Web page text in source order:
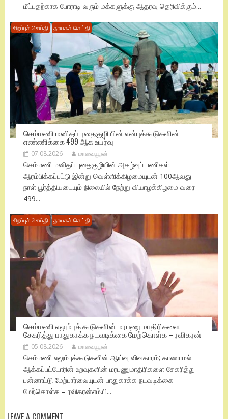
மீட்பதற்காக போராடி வரும் மக்களுக்கு ஆதரவு தெரிவிக்கும்...
சிறப்புச் செய்தி தாயகச் செய்தி
செம்மணி மனிதப் புதைகுழியின் என்புக்கூடுகளின்
எண்ணிக்கை 499 ஆக உயர்வு
07.08.2026 மாவையூரன்
செம்மணி மனிதப் புதைகுழியின் அகழ்வுப் பணிகள்
ஆரம்பிக்கப்பட்டு இன்று வெள்ளிக்கிழமையுடன் 100ஆவது
நாள் பூர்த்தியடையும் நிலையில் நேற்று வியாழக்கிழமை வரை
499...
சிறப்புச் செய்தி தாயகச் செய்தி
செம்மணி எலும்புக் கூடுகளின் மரபணு மாதிரிகளை
சேகரித்து பாதுகாக்க நடவடிக்கை மேற்கொள்க – ரவிகரன்
05.08.2026 மாவையூரன்
செம்மணி எலும்புக்கூடுகளின் ஆய்வு விவகாரம்; காணாமல்
ஆக்கப்பட்டோரின் உறவுகளின் மரபணுமாதிரிகளை சேகரித்து
பன்னாட்டு மேற்பார்வையுடன் பாதுகாக்க நடவடிக்கை
மேற்கொள்க – ரவிகரன்எம்.பி...